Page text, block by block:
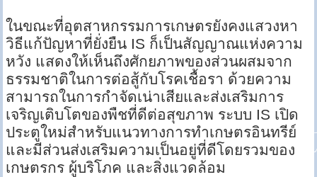
ในขณะที่อุตสาหกรรมการเกษตรยังคงแสวงหา
วิธีแก้ปัญหาที่ยั่งยืน IS ก็เป็นสัญญาณแห่งความ
หวัง แสดงให้เห็นถึงศักยภาพของส่วนผสมจาก
ธรรมชาติในการต่อสู้กับโรคเชื้อรา ด้วยความ
สามารถในการกำจัดเน่าเสียและส่งเสริมการ
เจริญเติบโตของพืชที่ดีต่อสุขภาพ ระบบ IS เปิด
ประตูใหม่สำหรับแนวทางการทำเกษตรอินทรีย์
และมีส่วนส่งเสริมความเป็นอยู่ที่ดีโดยรวมของ
เกษตรกร ผู้บริโภค และสิ่งแวดล้อม